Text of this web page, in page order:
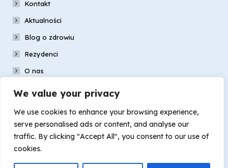
We value your privacy
We use cookies to enhance your browsing experience,
serve personalised ads or content, and analyse our
traffic. By clicking "Accept All", you consent to our use of
cookies.
Kontakt
Aktualności
Blog o zdrowiu
Rezydenci
O nas
Dokumenty